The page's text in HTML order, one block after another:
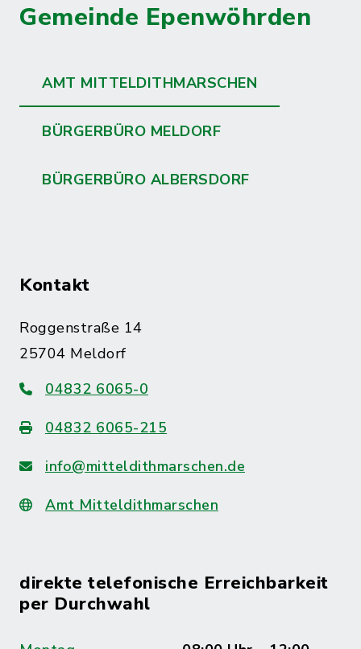
Gemeinde Epenwöhrden
AMT MITTELDITHMARSCHEN
BÜRGERBÜRO MELDORF
BÜRGERBÜRO ALBERSDORF
Kontakt
Roggenstraße 14
25704 Meldorf
04832 6065-0
04832 6065-215
info@mitteldithmarschen.de
Amt Mitteldithmarschen
direkte telefonische Erreichbarkeit
per Durchwahl